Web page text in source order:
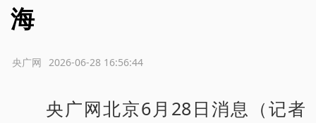
海
2026-06-28 16:56:44
央广网
央广网北京6月28日消息（记者